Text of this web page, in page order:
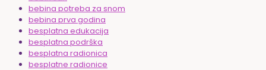
bebina potreba za snom
bebina prva godina
besplatna edukacija
besplatna podrška
besplatna radionica
besplatne radionice